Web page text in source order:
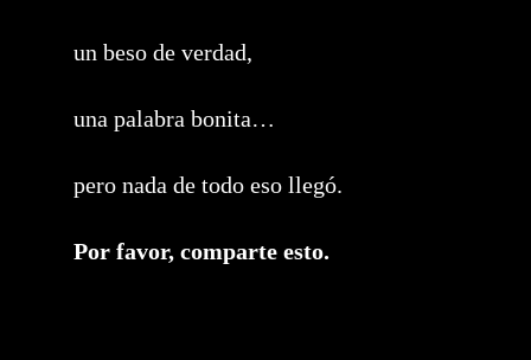
un beso de verdad,
una palabra bonita…
pero nada de todo eso llegó.
Por favor, comparte esto.